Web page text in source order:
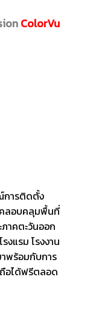
ColorVu
การติดตั้ง
ลอบคลุมพื้นที่
าคตะวันออก
แรม โรงงาน
พร้อมกับการ
อได้ฟรีตลอด